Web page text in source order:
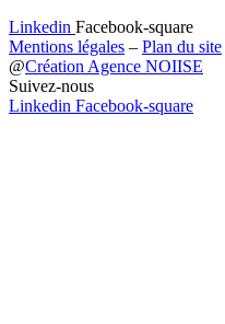
Linkedin Facebook-square
Mentions légales – Plan du site
@Création Agence NOIISE
Suivez-nous
Linkedin Facebook-square